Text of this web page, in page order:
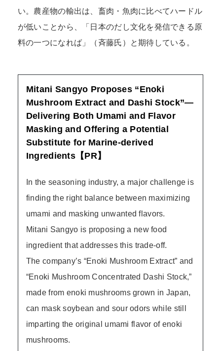
い。農産物の輸出は、畜肉・魚肉に比べてハードル
が低いことから、「日本のだし文化を発信できる原
料の一つになれば」（斉藤氏）と期待している。
Mitani Sangyo Proposes “Enoki
Mushroom Extract and Dashi Stock”—
Delivering Both Umami and Flavor
Masking and Offering a Potential
Substitute for Marine-derived
Ingredients【PR】
In the seasoning industry, a major challenge is
finding the right balance between maximizing
umami and masking unwanted flavors.
Mitani Sangyo is proposing a new food
ingredient that addresses this trade-off.
The company’s “Enoki Mushroom Extract” and
“Enoki Mushroom Concentrated Dashi Stock,”
made from enoki mushrooms grown in Japan,
can mask soybean and sour odors while still
imparting the original umami flavor of enoki
mushrooms.